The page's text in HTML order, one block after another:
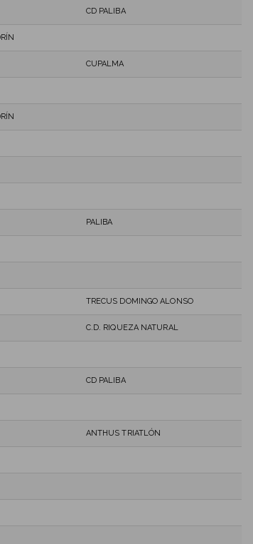
CD PALIBA
CUPALMA
PALIBA
TRECUS DOMINGO ALONSO
C.D. RIQUEZA NATURAL
CD PALIBA
ANTHUS TRIATLÓN